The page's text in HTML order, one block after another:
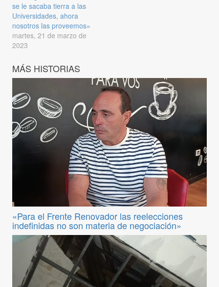
se le sacaba tierra a las
Universidades, ahora
nosotros las proveemos»
martes, 21 de marzo de
2023
MÁS HISTORIAS
«Para el Frente Renovador las reelecciones
indefinidas no son materia de negociación»